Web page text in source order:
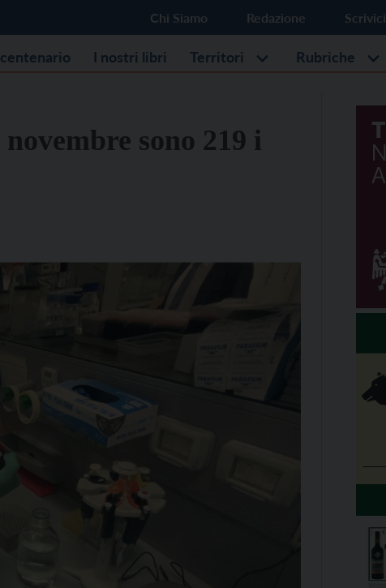
Chi Siamo Redazione Scrivici
I nostri libri Territori Rubriche
sono 219 i